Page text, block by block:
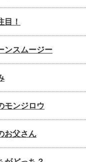
！
ンスムージー
モンジロウ
お父さん